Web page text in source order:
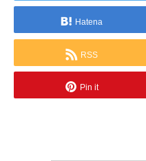
Hatena
RSS
Pin it